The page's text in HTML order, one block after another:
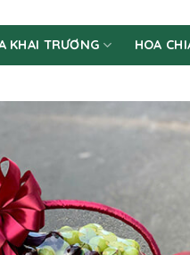
KHAI TRƯƠNG HOA